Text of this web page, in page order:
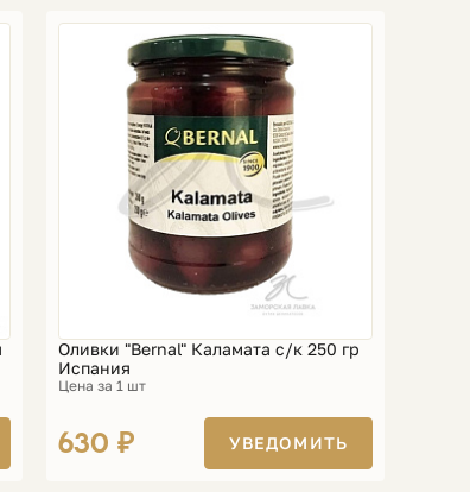
Оливки "Bernal" Каламата с/к 250 гр
Испания
Цена за 1 шт
630 ₽ УВЕДОМИТЬ